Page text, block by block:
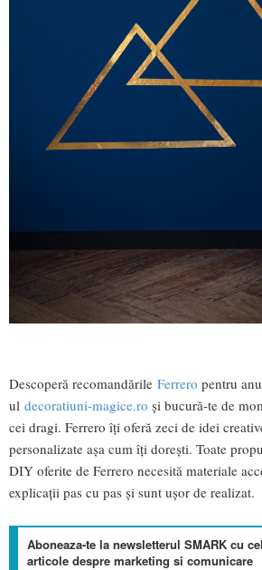
Descoperă recomandările Ferrero pentru
ul decoratiuni-magice.ro și bucură-te de
cei dragi. Ferrero îți oferă zeci de idei
personalizate așa cum îți dorești. Toate
DIY oferite de Ferrero necesită materiale
explicații pas cu pas și sunt ușor de realizat.
Aboneaza-te la newsletterul SMARK cu
articole despre marketing si comunicare